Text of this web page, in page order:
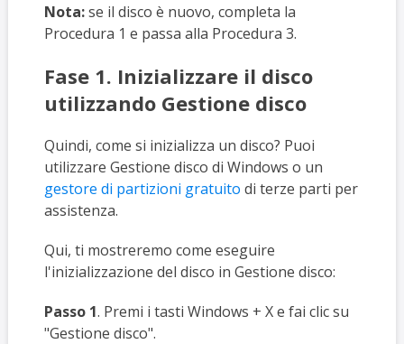
Nota:se il disco è nuovo, completa la
Procedura 1 e passa alla Procedura 3.
Fase 1. Inizializzare il disco
utilizzando Gestione disco
Quindi, come si inizializza un disco? Puoi
utilizzare Gestione disco di Windows o un
gestore di partizioni gratuito di terze parti per
assistenza.
Qui, ti mostreremo come eseguire
l'inizializzazione del disco in Gestione disco:
Passo 1. Premi i tasti Windows + X e fai clic su
"Gestione disco".